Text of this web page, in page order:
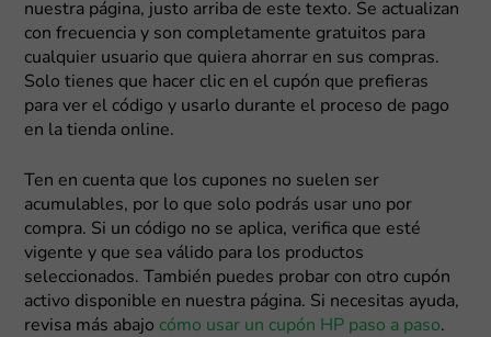
nuestra página, justo arriba de este texto. Se actualizan
con frecuencia y son completamente gratuitos para
cualquier usuario que quiera ahorrar en sus compras.
Solo tienes que hacer clic en el cupón que prefieras
para ver el código y usarlo durante el proceso de pago
en la tienda online.
Ten en cuenta que los cupones no suelen ser
acumulables, por lo que solo podrás usar uno por
compra. Si un código no se aplica, verifica que esté
vigente y que sea válido para los productos
seleccionados. También puedes probar con otro cupón
activo disponible en nuestra página. Si necesitas ayuda,
revisa más abajo cómo usar un cupón HP paso a paso.